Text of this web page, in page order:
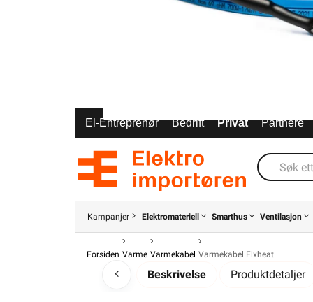
Beskrivelse Produktdetaljer
El-Entreprenør Bedrift Privat Partnere
Kampanjer Elektromateriell Smarthus Ventilasjon
Forsiden Varme Varmekabel Varmekabel Flxheat